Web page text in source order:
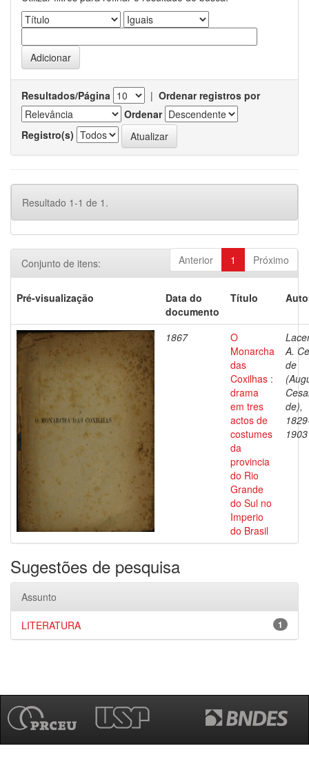
Resultados/Página | Ordenar registros por
Ordenar
Registro(s)
Resultado 1-1 de 1.
Anterior 1 Próximo
Conjunto de itens:
Pré-visualização
Data do
documento
Título
1867
O
Monarcha
das
Coxilhas :
drama
em tres
actos de
costumes
da
provincia
do Rio
Grande
do Sul no
Imperio
do Brasil
A.
de
de),
1903
Sugestões de pesquisa
Assunto
1
LITERATURA